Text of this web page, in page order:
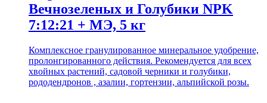
Вечнозеленых и Голубики NPK
7:12:21 + МЭ, 5 кг
Комплексное гранулированное минеральное удобрение,
пролонгированного действия. Рекомендуется для всех
хвойных растений, садовой черники и голубики,
рододендронов , азалии, гортензии, альпийской розы.